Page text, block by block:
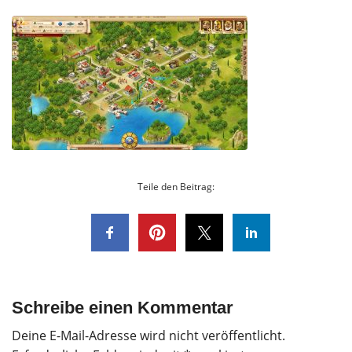
Teile den Beitrag:
Schreibe einen Kommentar
Deine E-Mail-Adresse wird nicht veröffentlicht.